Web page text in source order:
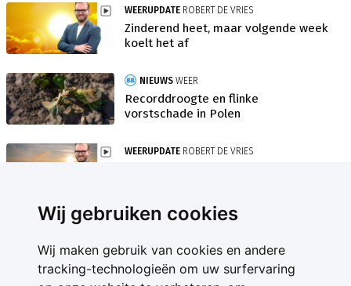
Wij gebruiken cookies
Wij maken gebruik van cookies en andere
tracking-technologieën om uw surfervaring
WEERUPDATE ROBERT DE VRIES
Zinderend heet, maar volgende week
koelt het af
NIEUWS WEER
Recorddroogte en flinke
vorstschade in Polen
WEERUPDATE ROBERT DE VRIES